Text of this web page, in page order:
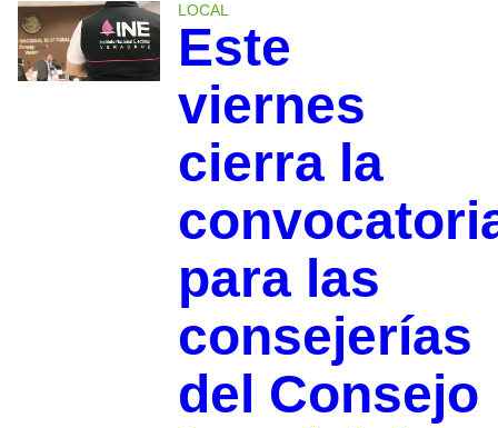
LOCAL
Este
viernes
cierra la
para las
consejerías
del Consejo